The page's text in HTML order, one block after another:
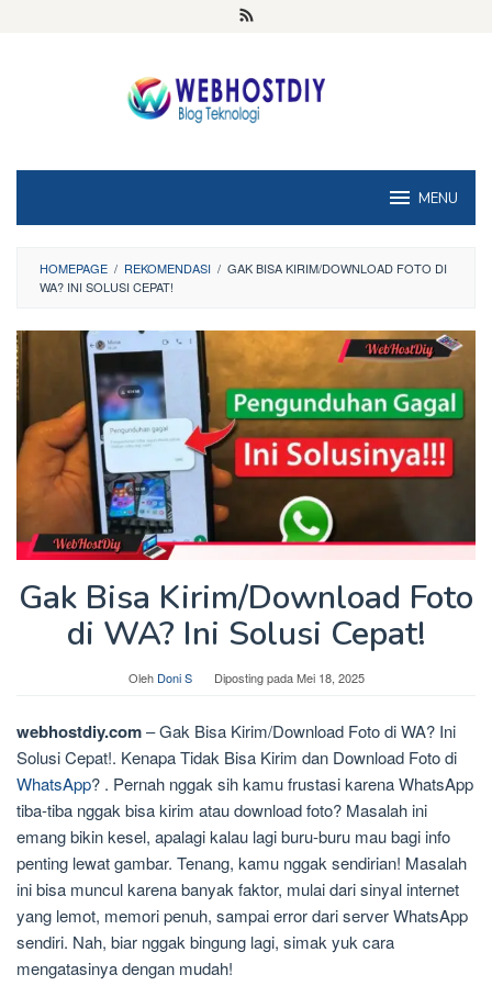
MENU
HOMEPAGE / REKOMENDASI / GAK BISA KIRIM/DOWNLOAD FOTO DI
WA? INI SOLUSI CEPAT!
Gak Bisa Kirim/Download Foto
di WA? Ini Solusi Cepat!
Oleh Doni S Diposting padaMei 18, 2025
webhostdiy.com– Gak Bisa Kirim/Download Foto di WA? Ini
Solusi Cepat!. Kenapa Tidak Bisa Kirim dan Download Foto di
WhatsApp? . Pernah nggak sih kamu frustasi karena WhatsApp
tiba-tiba nggak bisa kirim atau download foto? Masalah ini
emang bikin kesel, apalagi kalau lagi buru-buru mau bagi info
penting lewat gambar. Tenang, kamu nggak sendirian! Masalah
ini bisa muncul karena banyak faktor, mulai dari sinyal internet
yang lemot, memori penuh, sampai error dari server WhatsApp
sendiri. Nah, biar nggak bingung lagi, simak yuk cara
mengatasinya dengan mudah!